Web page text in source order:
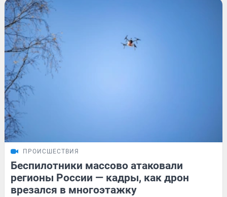
ПРОИСШЕСТВИЯ
Беспилотники массово атаковали
регионы России — кадры, как дрон
врезался в многоэтажку